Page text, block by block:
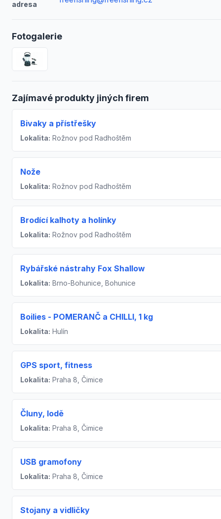
adresa
Fotogalerie
Zajímavé produkty jiných firem
Bivaky a přístřešky
Lokalita: Rožnov pod Radhoštěm
Nože
Lokalita: Rožnov pod Radhoštěm
Brodící kalhoty a holínky
Lokalita: Rožnov pod Radhoštěm
Rybářské nástrahy Fox Shallow
Lokalita: Brno-Bohunice, Bohunice
Boilies - POMERANČ a CHILLI, 1 kg
Lokalita: Hulín
GPS sport, fitness
Lokalita: Praha 8, Čimice
Čluny, lodě
Lokalita: Praha 8, Čimice
USB gramofony
Lokalita: Praha 8, Čimice
Stojany a vidličky